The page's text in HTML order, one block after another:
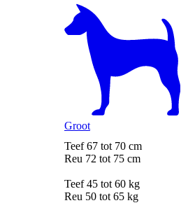
Groot
Teef 67 tot 70 cm
Reu 72 tot 75 cm
Teef 45 tot 60 kg
Reu 50 tot 65 kg